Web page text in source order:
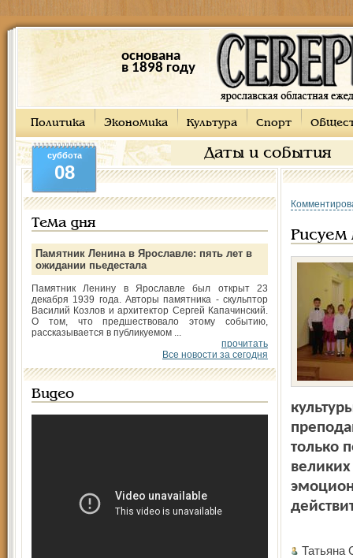
основана
в 1898 году
Политика Экономика Культура Спорт
Даты и события
суббота
08
Тема дня
Памятник Ленина в Ярославле: пять лет в
ожидании пьедестала
Памятник Ленину в Ярославле был открыт 23
декабря 1939 года. Авторы памятника - скульптор
Василий Козлов и архитектор Сергей Капачинский.
О том, что предшествовало этому событию,
рассказывается в публикуемом ...
прочитать
Все новости за сегодня
Видео
Рисуем
только